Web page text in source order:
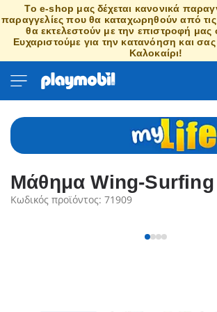
Το e-shop μας δέχεται κανονικά
παραγγελίες που θα καταχωρηθούν από τις
θα εκτελεστούν με την επιστροφή μας
Ευχαριστούμε για την κατανόηση και
Καλοκαίρι!
Μάθημα Wing-Surfing
Κωδικός προϊόντος: 71909